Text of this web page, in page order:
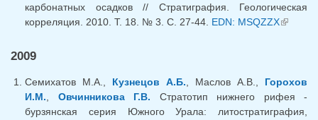
карбонатных осадков // Стратиграфия. Геологическая
корреляция. 2010. Т. 18. № 3. С. 27-44. EDN: MSQZZX
2009
Семихатов М.А., Кузнецов А.Б., Маслов А.В., Горохов
И.М., Овчинникова Г.В. Cтратотип нижнего рифея -
бурзянская серия Южного Урала: литостратиграфия,